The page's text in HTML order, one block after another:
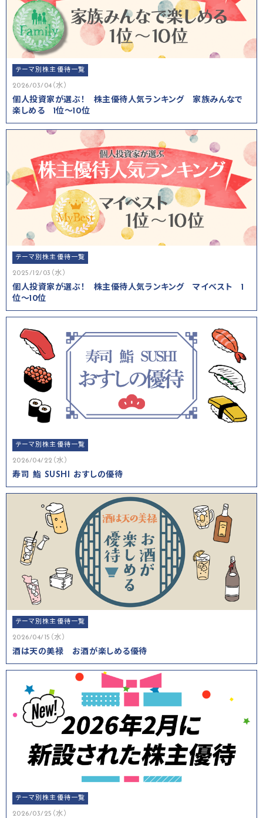
テーマ別株主優待一覧
2026/03/04（水）
個人投資家が選ぶ！ 株主優待人気ランキング 家族みんなで
楽しめる 1位～10位
テーマ別株主優待一覧
2025/12/03（水）
個人投資家が選ぶ！ 株主優待人気ランキング マイベスト 1
位～10位
テーマ別株主優待一覧
2026/04/22（水）
寿司 鮨 SUSHI おすしの優待
テーマ別株主優待一覧
2026/04/15（水）
酒は天の美禄 お酒が楽しめる優待
テーマ別株主優待一覧
2026/03/25（水）